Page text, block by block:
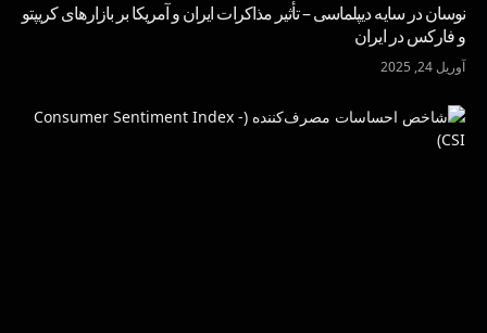
نوسان در سایه دیپلماسی – تأثیر مذاکرات ایران و آمریکا بر بازارهای کریپتو
و فارکس در ایران
آوریل 24, 2025